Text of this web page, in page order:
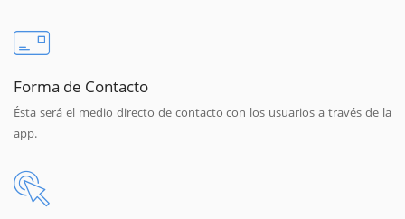
Forma de Contacto
Ésta será el medio directo de contacto con los usuarios a través de la
app.